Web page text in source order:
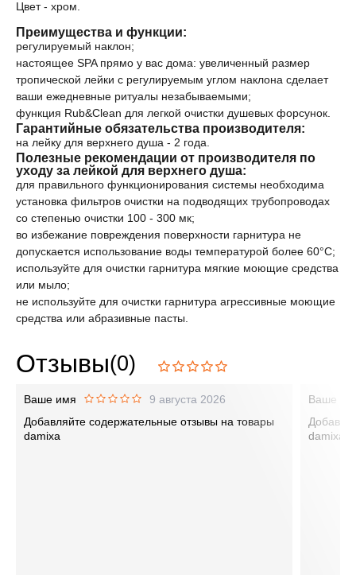
Цвет - хром.
Преимущества и функции:
регулируемый наклон;
настоящее SPA прямо у вас дома: увеличенный размер
тропической лейки с регулируемым углом наклона сделает
ваши ежедневные ритуалы незабываемыми;
функция Rub&Clean для легкой очистки душевых форсунок.
Гарантийные обязательства производителя:
на лейку для верхнего душа - 2 года.
Полезные рекомендации от производителя по
уходу за лейкой для верхнего душа:
для правильного функционирования системы необходима
установка фильтров очистки на подводящих трубопроводах
со степенью очистки 100 - 300 мк;
во избежание повреждения поверхности гарнитура не
допускается использование воды температурой более 60°C;
используйте для очистки гарнитура мягкие моющие средства
или мыло;
не используйте для очистки гарнитура агрессивные моющие
средства или абразивные пасты.
Отзывы(0)
Ваше имя
9 августа 2026
Добавляйте содержательные отзывы на товары
damixa
Ваше
damixa